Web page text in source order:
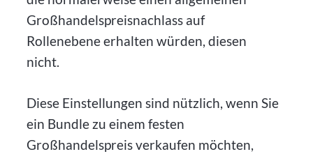
Großhandelspreisnachlass auf
Rollenebene erhalten würden, diesen
nicht.
Diese Einstellungen sind nützlich, wenn Sie
ein Bundle zu einem festen
Großhandelspreis verkaufen möchten,